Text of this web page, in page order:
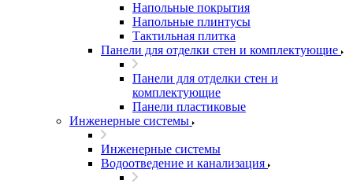
Напольные покрытия
Напольные плинтусы
Тактильная плитка
Панели для отделки стен и комплектующие
Панели для отделки стен и
комплектующие
Панели пластиковые
Инженерные системы
Инженерные системы
Водоотведение и канализация